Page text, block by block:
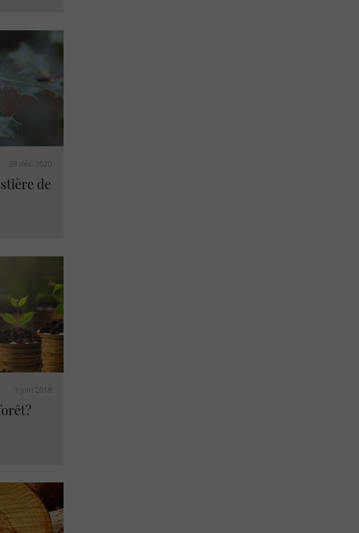
28 déc. 2020
de
1 juin 2018